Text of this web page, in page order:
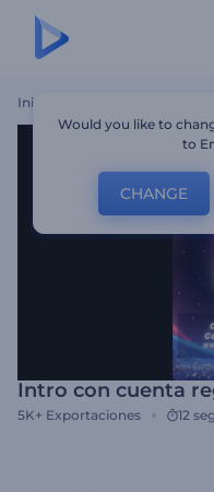
Inicio Intro Con
Intro con cuenta
5K+ Exportaciones 12
Would you like to
to
CHANGE